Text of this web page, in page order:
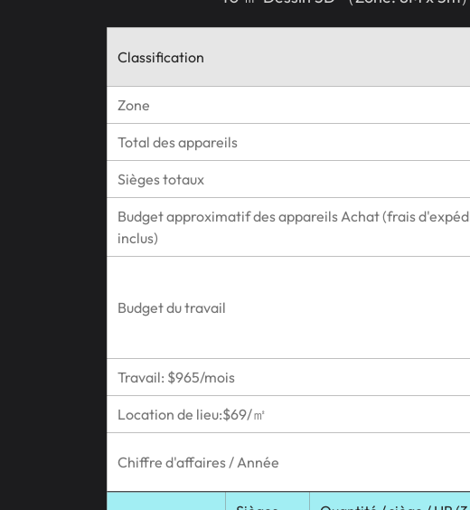
Classification
Zone
Total des appareils
Sièges totaux
Budget approximatif des appareils Achat (frais
inclus)
Budget du travail
Travail: $965/mois
Location de lieu:$69/㎡
Chiffre d'affaires / Année